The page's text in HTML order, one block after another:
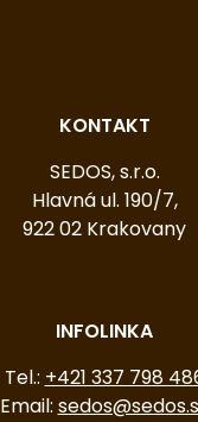
KONTAKT
SEDOS, s.r.o.
Hlavná ul. 190/7,
922 02 Krakovany
INFOLINKA
Tel.: +421 337 798
Email: